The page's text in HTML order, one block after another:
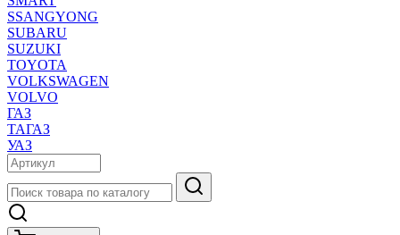
SSANGYONG
SUBARU
SUZUKI
TOYOTA
VOLKSWAGEN
VOLVO
ГАЗ
ТАГАЗ
УАЗ